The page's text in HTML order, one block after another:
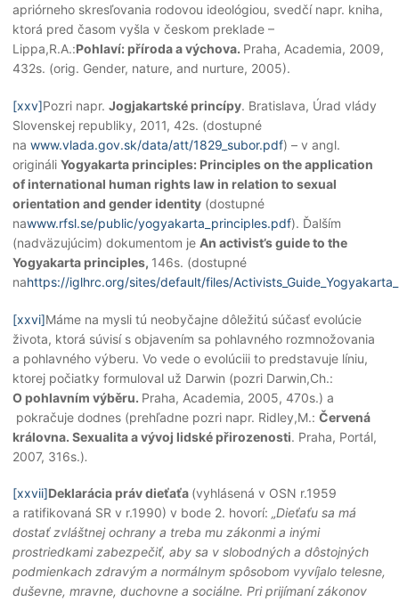
apriórneho skresľovania rodovou ideológiou, svedčí napr. kniha,
ktorá pred časom vyšla v českom preklade –
Lippa,R.A.:Pohlaví: příroda a výchova. Praha, Academia, 2009,
432s. (orig. Gender, nature, and nurture, 2005).
[xxv]Pozri napr. Jogjakartské princípy. Bratislava, Úrad vlády
Slovenskej republiky, 2011, 42s. (dostupné
na www.vlada.gov.sk/data/att/1829_subor.pdf) – v angl.
origináli Yogyakarta principles: Principles on the application
of international human rights law in relation to sexual
orientation and gender identity (dostupné
nawww.rfsl.se/public/yogyakarta_principles.pdf). Ďalším
(nadväzujúcim) dokumentom je An activist’s guide to the
Yogyakarta principles, 146s. (dostupné
nahttps://iglhrc.org/sites/default/files/
[xxvi]Máme na mysli tú neobyčajne dôležitú súčasť evolúcie
života, ktorá súvisí s objavením sa pohlavného rozmnožovania
a pohlavného výberu. Vo vede o evolúciii to predstavuje líniu,
ktorej počiatky formuloval už Darwin (pozri Darwin,Ch.:
O pohlavním výběru. Praha, Academia, 2005, 470s.) a
pokračuje dodnes (prehľadne pozri napr. Ridley,M.: Červená
královna. Sexualita a vývoj lidské přirozenosti. Praha, Portál,
2007, 316s.).
[xxvii]Deklarácia práv dieťaťa (vyhlásená v OSN r.1959
a ratifikovaná SR v r.1990) v bode 2. hovorí: „Dieťaťu sa má
dostať zvláštnej ochrany a treba mu zákonmi a inými
prostriedkami zabezpečiť, aby sa v slobodných a dôstojných
podmienkach zdravým a normálnym spôsobom vyvíjalo telesne,
duševne, mravne, duchovne a sociálne. Pri prijímaní zákonov